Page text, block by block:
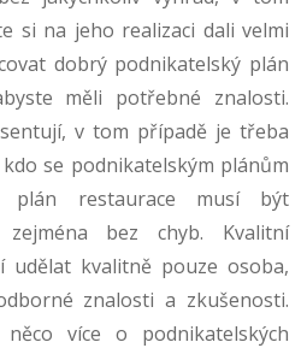
si na jeho realizaci dali velmi
dobrý podnikatelský plán
měli potřebné znalosti.
v tom případě je třeba
se podnikatelským plánům
plán restaurace musí být
bez chyb. Kvalitní
udělat kvalitně pouze osoba,
znalosti a zkušenosti.
více o podnikatelských